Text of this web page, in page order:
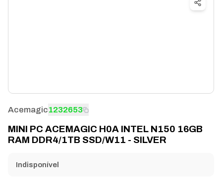
Acemagic1232653
MINI PC ACEMAGIC H0A INTEL N150 16GB
RAM DDR4/1TB SSD/W11 - SILVER
Indisponível